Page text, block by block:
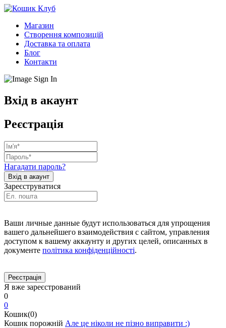
Магазин
Створення композицій
Доставка та оплата
Блог
Контакти
Вхід в акаунт
Реєстрація
Нагадати пароль?
Зареєструватися
Ваши личные данные будут использоваться для упрощения
вашего дальнейшего взаимодействия с сайтом, управления
доступом к вашему аккаунту и других целей, описанных в
документе політика конфіденційності.
Я вже зареєстрований
0
0
Кошик(0)
Кошик порожній Але це ніколи не пізно виправити :)